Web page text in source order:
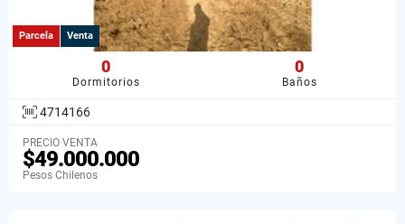
Parcela Venta
0
Dormitorios
0
Baños
4714166
PRECIO VENTA
$49.000.000
Pesos Chilenos